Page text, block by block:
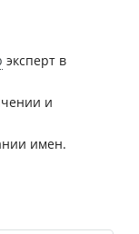
эксперт в
и
имен.